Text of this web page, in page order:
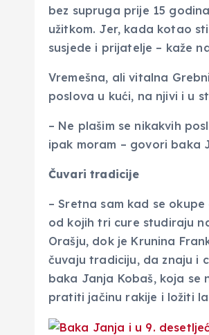
bez supruga prije 15
užitkom. Jer, kada kotao
susjede i prijatelje – kaže
Vremešna, ali vitalna
poslova u kući, na njivi i u
– Ne plašim se nikakvih
ipak moram – govori baka
Čuvari tradicije
– Sretna sam kad se
od kojih tri cure studiraju
Orašju, dok je Krunina
čuvaju tradiciju, da znaju i
baka Janja Kobaš, koja
pratiti jačinu rakije i ložiti